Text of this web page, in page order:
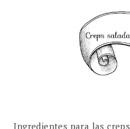
Ingredientes para las creps